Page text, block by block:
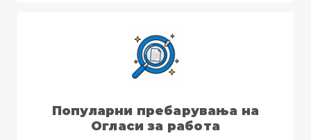
Популарни пребарувања на
Огласи за работа